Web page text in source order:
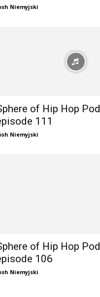
Niemyjski
of Hip Hop
111
Niemyjski
of Hip Hop
106
Niemyjski